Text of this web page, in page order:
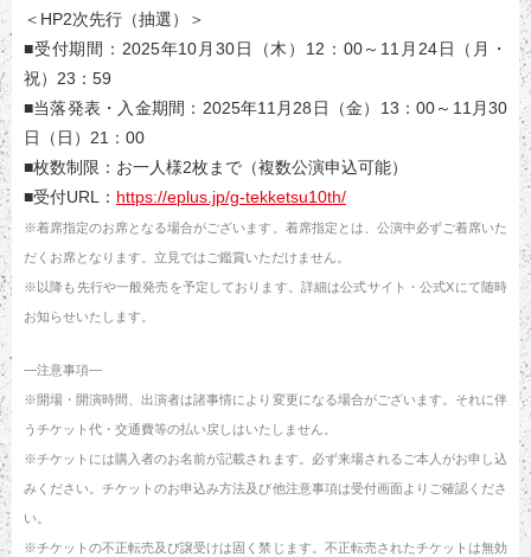
＜HP2次先行（抽選）＞
■受付期間：2025年10月30日（木）12：00～11月24日（月・
祝）23：59
■当落発表・入金期間：2025年11月28日（金）13：00～11月30
日（日）21：00
■枚数制限：お一人様2枚まで（複数公演申込可能）
■受付URL： https://eplus.jp/g-tekketsu10th/
※着席指定のお席となる場合がございます。着席指定とは、公演中必ずご着席いた
だくお席となります。立見ではご鑑賞いただけません。
※以降も先行や一般発売を予定しております。詳細は公式サイト・公式Xにて随時
お知らせいたします。
—注意事項―
※開場・開演時間、出演者は諸事情により変更になる場合がございます。それに伴
うチケット代・交通費等の払い戻しはいたしません。
※チケットには購入者のお名前が記載されます。必ず来場されるご本人がお申し込
みください。チケットのお申込み方法及び他注意事項は受付画面よりご確認くださ
い。
※チケットの不正転売及び譲受けは固く禁じます。不正転売されたチケットは無効